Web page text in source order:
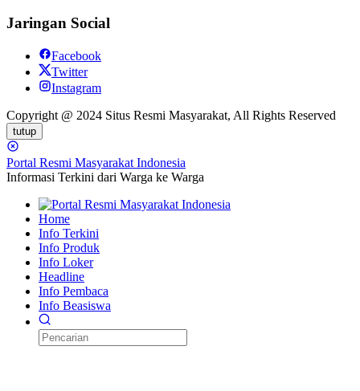
Jaringan Social
Facebook
Twitter
Instagram
Copyright @ 2024 Situs Resmi Masyarakat, All Rights Reserved
tutup
Portal Resmi Masyarakat Indonesia
Informasi Terkini dari Warga ke Warga
Home
Info Terkini
Info Produk
Info Loker
Headline
Info Pembaca
Info Beasiswa